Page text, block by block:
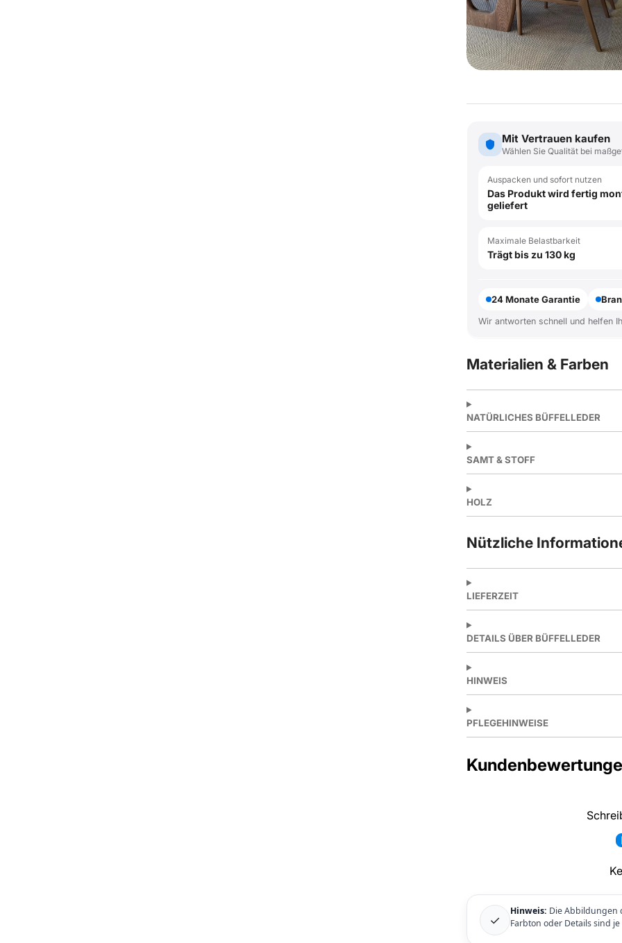
Mit Vertrauen kaufen
Wählen Sie Qualität bei
Auspacken und sofort nutzen
Das Produkt wird fertig
geliefert
Maximale Belastbarkeit
Trägt bis zu 130 kg
24 Monate Garantie
Wir antworten schnell und helfen
Materialien & Farben
NATÜRLICHES BÜFFELLEDER
SAMT & STOFF
HOLZ
Nützliche
LIEFERZEIT
DETAILS ÜBER BÜFFELLEDER
HINWEIS
PFLEGEHINWEISE
✓
Hinweis: Die Abbildungen
Farbton oder Details sind